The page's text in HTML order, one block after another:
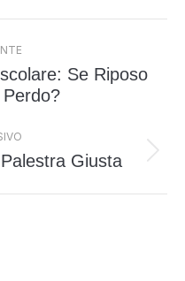
Se Riposo
Giusta